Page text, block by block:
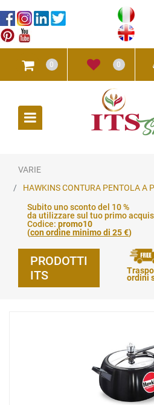
0 0
VARIE
HAWKINS CONTURA PENTOLA A
Subito uno sconto del 10 %
da utilizzare sul tuo primo
Codice: promo10
(con ordine minimo di 25 €)
PRODOTTI
ITS
ordini